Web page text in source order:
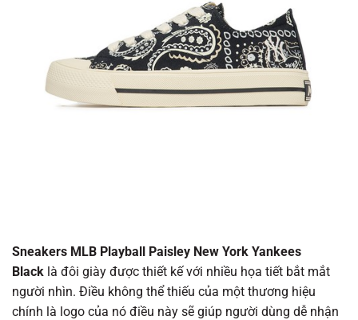
Sneakers MLB Playball Paisley New York Yankees
Black là đôi giày được thiết kế với nhiều họa tiết bắt mắt
người nhìn. Điều không thể thiếu của một thương hiệu
chính là logo của nó điều này sẽ giúp người dùng dễ nhận